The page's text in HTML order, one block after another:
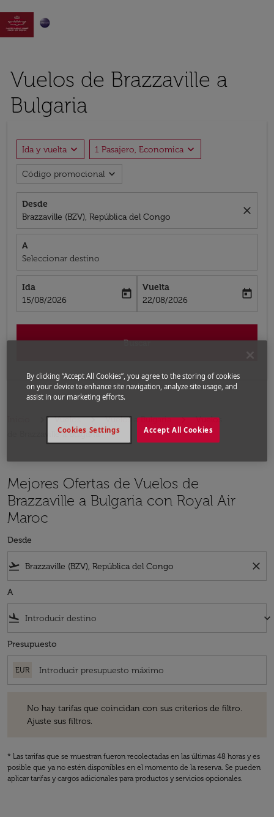

Vuelos de Brazzaville a
Bulgaria
Ida y vuelta expand_more 1 Pasajero, Economica expand_more
Código promocional expand_more
Desde
Brazzaville (BZV), República del Congo
close
A
Seleccionar destino
Ida
fc-booking-departure-date-aria-label
15/08/2026
today
Vuelta
fc-booking-return-date-aria-label
22/08/2026
today
Buscar
Vuelos Vuelos a Bulgaria
Vuelos
de Brazzaville a Bulgaria
Mejores Ofertas de Vuelos de
Brazzaville a Bulgaria con Royal Air
Maroc
Desde
flight_takeoff close
A
flight_land keyboard_arrow_down
Presupuesto
EUR
No hay tarifas que coincidan con sus criterios de filtro.
Ajuste sus filtros.
* Las tarifas que se muestran fueron recolectadas en las últimas 48 horas y es
posible que ya no estén disponibles en el momento de la reserva. Se pueden
aplicar tarifas y cargos adicionales para productos y servicios opcionales.
By clicking “Accept All Cookies”, you agree to the storing of cookies
on your device to enhance site navigation, analyze site usage, and
assist in our marketing efforts.
Accept All Cookies
Cookies Settings